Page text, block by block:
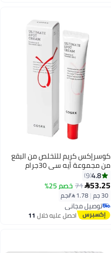
كوسرإكس كريم للتخلص من البقع
من مجموعة أيه سي 30جرام
4.8
9
53.25
71 خصم 25%
30 جم |1.78 /⁨/جم⁩
توصيل مجاني
توصيل مجانياحصل عليه خلال 11